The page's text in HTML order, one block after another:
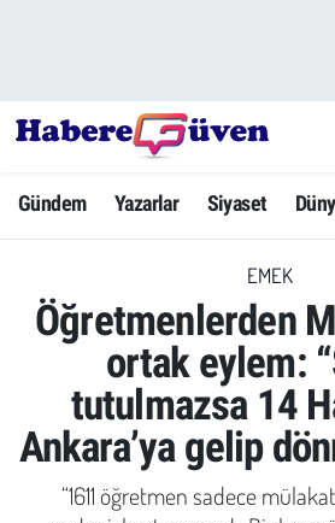
Gündem Yazarlar Siyaset
EMEK
Öğretmenlerden
ortak eylem:
tutulmazsa 14
Ankara’ya gelip
“1611 öğretmen sadece
Yazarlar
Dünya
Ekonomi
Yaşam
Yerel Haberler
Hava Durumu
Trafik Durumu
Süper Lig Puan Durumu ve Fikstür
Tüm Manşetler
Son Dakika Haberleri
Haber Arşivi